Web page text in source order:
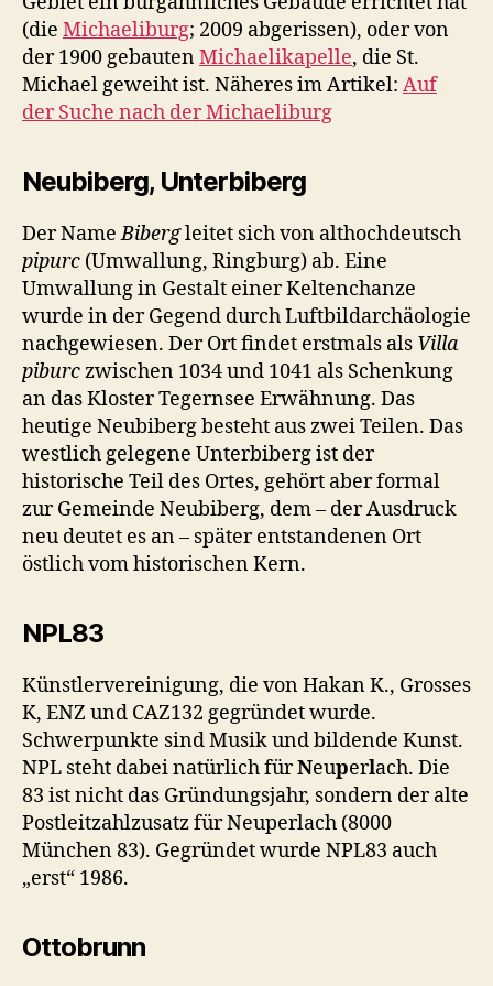
(die Michaeliburg; 2009 abgerissen), oder von
der 1900 gebautenMichaelikapelle, die St.
Michael geweiht ist. Näheres im Artikel: Auf
der Suche nach der Michaeliburg
Neubiberg, Unterbiberg
Der NameBibergleitet sich von althochdeutsch
pipurc (Umwallung, Ringburg) ab. Eine
Umwallung in Gestalt einer Keltenchanze
wurde in der Gegend durch Luftbildarchäologie
nachgewiesen. Der Ort findet erstmals als Villa
piburczwischen 1034 und 1041 als Schenkung
an das Kloster Tegernsee Erwähnung. Das
heutige Neubiberg besteht aus zwei Teilen. Das
westlich gelegene Unterbiberg ist der
historische Teil des Ortes, gehört aber formal
zur Gemeinde Neubiberg, dem – der Ausdruck
neu deutet es an – später entstandenen Ort
östlich vom historischen Kern.
NPL83
Künstlervereinigung, die von Hakan K., Grosses
K, ENZ und CAZ132 gegründet wurde.
Schwerpunkte sind Musik und bildende Kunst.
NPL steht dabei natürlich fürNeuperlach. Die
83 ist nicht das Gründungsjahr, sondern der alte
Postleitzahlzusatz für Neuperlach (8000
München 83). Gegründet wurde NPL83 auch
„erst“ 1986.
Ottobrunn